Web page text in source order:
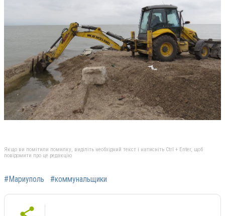
Якщо ви помітили помилку, виділіть необхідний текст і натисніть Ctrl + Enter, щоб
повідомити про це редакцію
#Мариуполь #коммунальщики